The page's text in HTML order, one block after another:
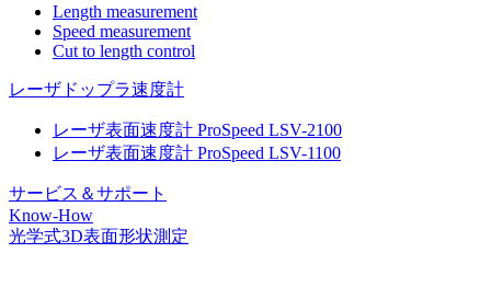
Length measurement
Speed measurement
Cut to length control
レーザドップラ速度計
レーザ表面速度計 ProSpeed LSV-2100
レーザ表面速度計 ProSpeed LSV-1100
サービス＆サポート
Know-How
光学式3D表面形状測定